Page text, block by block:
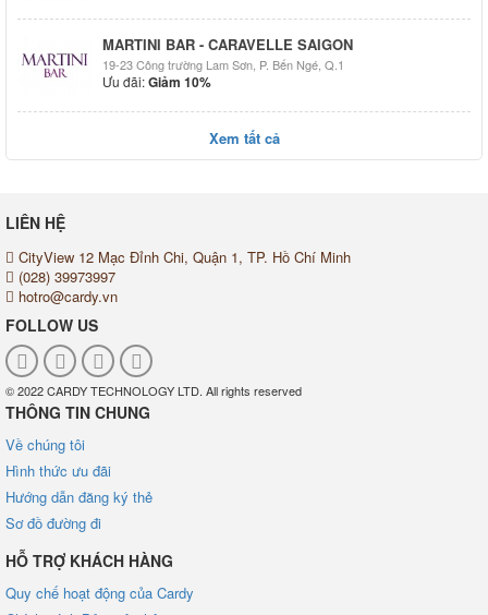
MARTINI BAR - CARAVELLE SAIGON
19-23 Công trường Lam Sơn, P. Bến Ngé, Q.1
Ưu đãi:Giảm 10%
Xem tất cả
LIÊN HỆ
CityView 12 Mạc Đỉnh Chi, Quận 1, TP. Hồ Chí Minh
(028) 39973997
hotro@cardy.vn
FOLLOW US
© 2022 CARDY TECHNOLOGY LTD. All rights reserved
THÔNG TIN CHUNG
Về chúng tôi
Hình thức ưu đãi
Hướng dẫn đăng ký thẻ
Sơ đồ đường đi
HỖ TRỢ KHÁCH HÀNG
Quy chế hoạt động của Cardy